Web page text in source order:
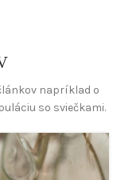
napríklad o
so sviečkami.